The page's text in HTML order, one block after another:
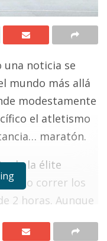
una noticia se
mundo más allá
modestamente
el atletismo
maratón.
de la élite
correr los
2 horas. Aunque
no se corrió